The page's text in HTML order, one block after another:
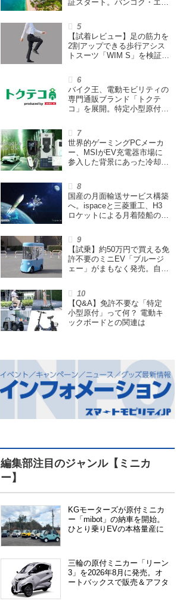
証スタート。バンコク・エア
指す
【試着レビュー】足の筋力を
2割アップできる歩行アシス
トスーツ「WIM S」を検証。
も言われる理由を探る
バイク王、電動モビリティの
専門通販ブランド「トクテ
コ」を展開。特定小型原付や
世界的ゲーミングPCメーカ
ー、MSIがEV充電器市場に
参入した背景にあった冷却技
回】
国産の月面輸送サービス構築
へ。ispaceと三菱重工、H3
ロケットによる月着陸船の打
結
【試乗】約50万円で買える免
許不要のミニEV「ブルージ
ェー」がまもなく発売。自転
展開
【Q&A】免許不要な「特定
小型原付」って何？ 電動キ
ックボードとの関連は
編集部注目のジャンル【ミニカ
ー】
KGモーターズが原付ミニカ
ー「mibot」の納車を開始。
ひとり乗りEVの本格量産に
三輪の原付ミニカー「リーン
3」を2026年8月に発売。オ
ートバックスで販売＆アフタ